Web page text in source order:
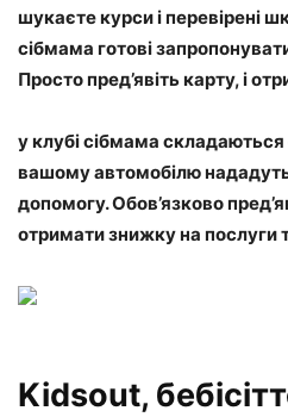
шукаєте курси і перевірені
сібмама готові
Просто пред’явіть карту, і
у клубі сібмама складаються
вашому автомобілю нададуть
допомогу. Обов’язково
отримати знижку на послуги
Kidsout,